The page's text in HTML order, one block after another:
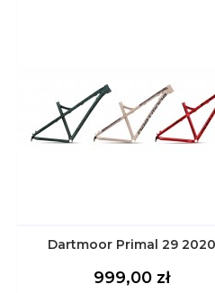
ScoutRed Sand
Dartmoor Primal 29 2020
Cena
999,00 zł